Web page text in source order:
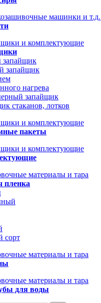
машинки и т.д.
и комплектующие
запайщик
запайщик
нагрева
запайщик
стаканов, лотков
и комплектующие
пакеты
и комплектующие
материалы и тара
пленка
сорт
материалы и тара
материалы и тара
для воды